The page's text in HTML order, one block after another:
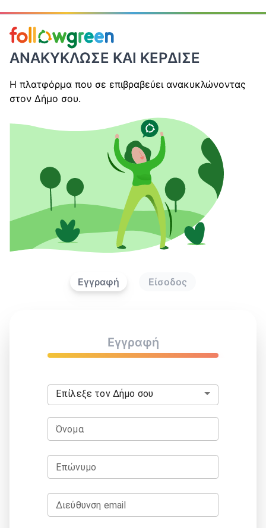
ΑΝΑΚΥΚΛΩΣΕ ΚΑΙ ΚΕΡΔΙΣΕ
Η πλατφόρμα που σε επιβραβεύει ανακυκλώνοντας
στον Δήμο σου.
Εγγραφή Είσοδος
Εγγραφή
Επίλεξε τον Δήμο σου
Όνομα
Επώνυμο
Διεύθυνση email